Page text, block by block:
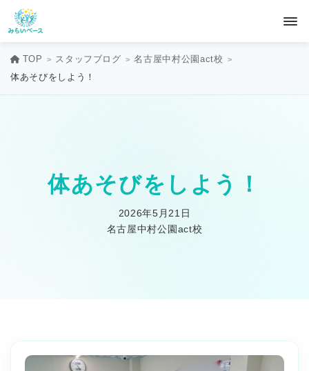
TOP スタッフブログ
名古屋中村公園act校
体あそびをしよう！
体あそびをしよう！
2026年5月21日
名古屋中村公園act校